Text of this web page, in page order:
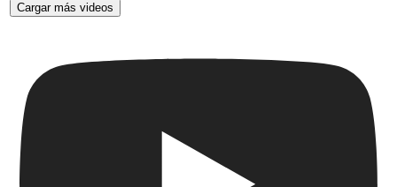
Cargar más videos